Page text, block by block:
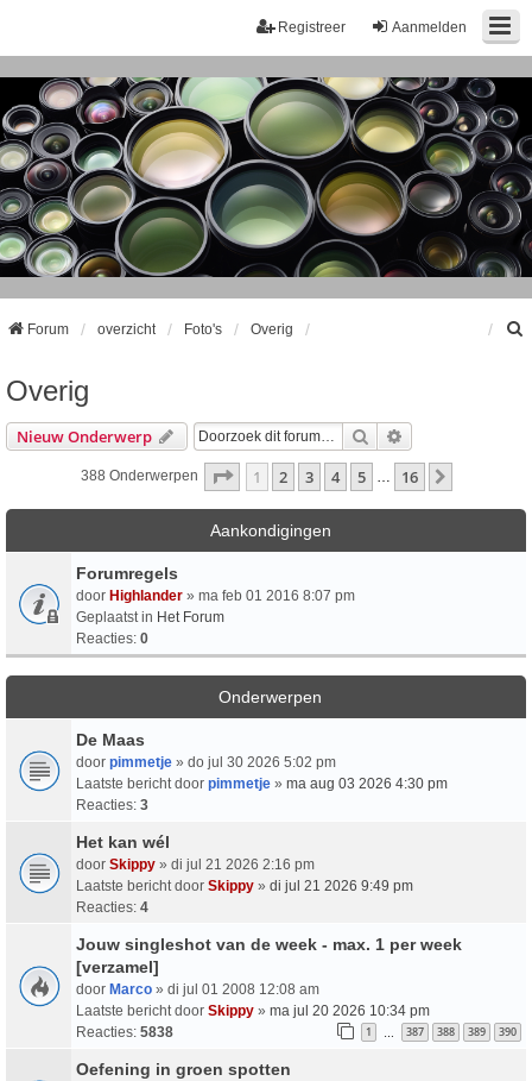
Aanmelden
Registreer
Forum overzicht Foto's Overig
Overig
Nieuw Onderwerp Zoek
388 Onderwerpen Pagina Van16
1 2 3 4 5 16
Aankondigingen
Forumregels
door Highlander » ma feb 01 2016 8:07 pm
Geplaatst in Het Forum
Reacties: 0
Onderwerpen
De Maas
door pimmetje » do jul 30 2026 5:02 pm
Laatste bericht door pimmetje » ma aug 03 2026 4:30 pm
Reacties: 3
Het kan wél
door Skippy » di jul 21 2026 2:16 pm
Laatste bericht door Skippy » di jul 21 2026 9:49 pm
Reacties: 4
Jouw singleshot van de week - max. 1 per week
[verzamel]
door Marco » di jul 01 2008 12:08 am
Laatste bericht door Skippy » ma jul 20 2026 10:34 pm
Reacties: 5838 1 … 387 388 389 390
Oefening in groen spotten